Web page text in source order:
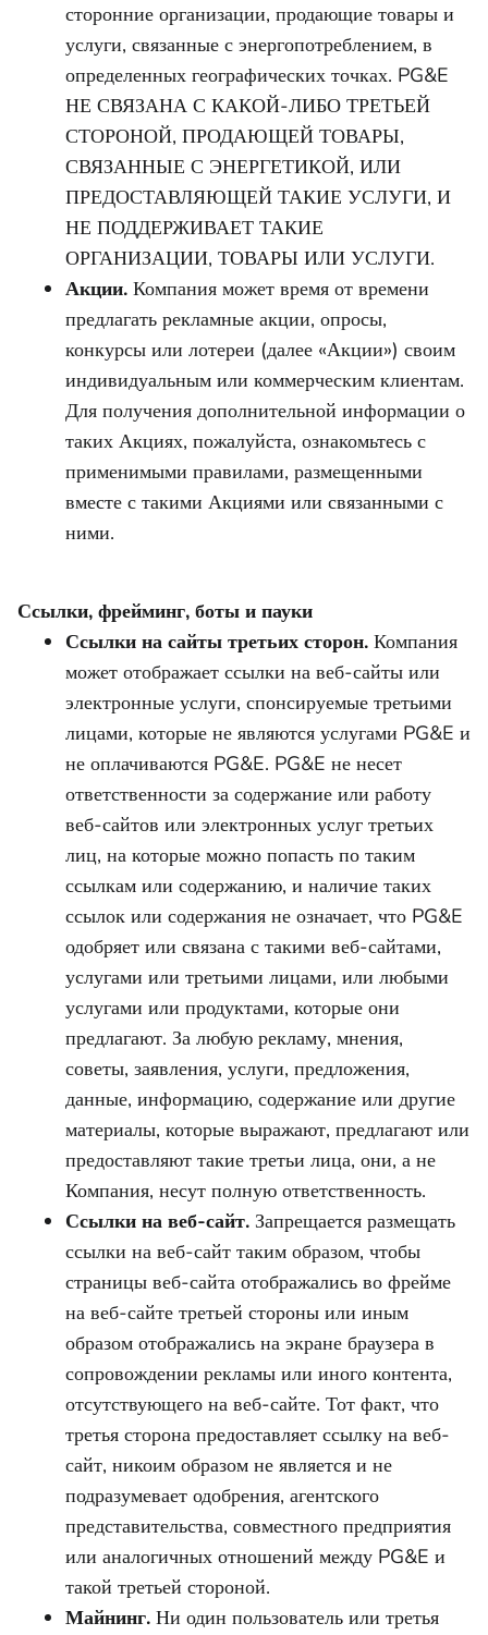
сторонние организации, продающие товары и
услуги, связанные с энергопотреблением, в
определенных географических точках. PG&E
НЕ СВЯЗАНА С КАКОЙ-ЛИБО ТРЕТЬЕЙ
СТОРОНОЙ, ПРОДАЮЩЕЙ ТОВАРЫ,
СВЯЗАННЫЕ С ЭНЕРГЕТИКОЙ, ИЛИ
ПРЕДОСТАВЛЯЮЩЕЙ ТАКИЕ УСЛУГИ, И
НЕ ПОДДЕРЖИВАЕТ ТАКИЕ
ОРГАНИЗАЦИИ, ТОВАРЫ ИЛИ УСЛУГИ.
Акции. Компания может время от времени
предлагать рекламные акции, опросы,
конкурсы или лотереи (далее «Акции») своим
индивидуальным или коммерческим клиентам.
Для получения дополнительной информации о
таких Акциях, пожалуйста, ознакомьтесь с
применимыми правилами, размещенными
вместе с такими Акциями или связанными с
ними.
Ссылки, фрейминг, боты и пауки
Ссылки на сайты третьих сторон. Компания
может отображает ссылки на веб-сайты или
электронные услуги, спонсируемые третьими
лицами, которые не являются услугами PG&E и
не оплачиваются PG&E. PG&E не несет
ответственности за содержание или работу
веб-сайтов или электронных услуг третьих
лиц, на которые можно попасть по таким
ссылкам или содержанию, и наличие таких
ссылок или содержания не означает, что PG&E
одобряет или связана с такими веб-сайтами,
услугами или третьими лицами, или любыми
услугами или продуктами, которые они
предлагают. За любую рекламу, мнения,
советы, заявления, услуги, предложения,
данные, информацию, содержание или другие
материалы, которые выражают, предлагают или
предоставляют такие третьи лица, они, а не
Компания, несут полную ответственность.
Ссылки на веб-сайт. Запрещается размещать
ссылки на веб-сайт таким образом, чтобы
страницы веб-сайта отображались во фрейме
на веб-сайте третьей стороны или иным
образом отображались на экране браузера в
сопровождении рекламы или иного контента,
отсутствующего на веб-сайте. Тот факт, что
третья сторона предоставляет ссылку на веб-
сайт, никоим образом не является и не
подразумевает одобрения, агентского
представительства, совместного предприятия
или аналогичных отношений между PG&E и
такой третьей стороной.
Майнинг. Ни один пользователь или третья